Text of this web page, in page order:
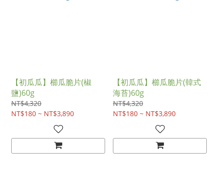
【初瓜瓜】櫛瓜脆片(椒
鹽)60g
NT$4,320
NT$180 ~ NT$3,890
【初瓜瓜】櫛瓜脆片(韓式
海苔)60g
NT$4,320
NT$180 ~ NT$3,890